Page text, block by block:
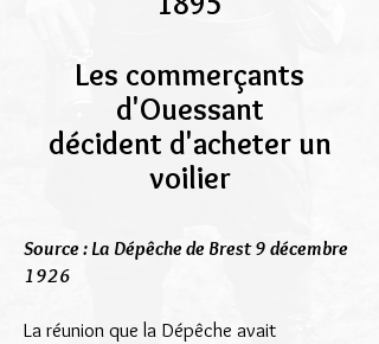
Les commerçants
d'Ouessant
décident d'acheter un
voilier
Source : La Dépêche de Brest 9 décembre
1926
La réunion que la Dépêche avait